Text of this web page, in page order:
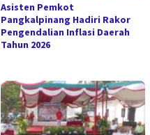
Asisten Pemkot
Pangkalpinang Hadiri Rakor
Pengendalian Inflasi Daerah
Tahun 2026